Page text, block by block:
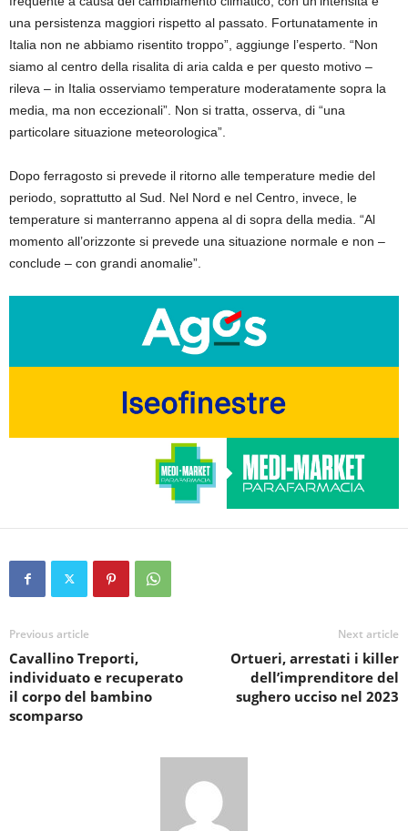
una persistenza maggiori rispetto al passato. Fortunatamente in
Italia non ne abbiamo risentito troppo”, aggiunge l’esperto. “Non
siamo al centro della risalita di aria calda e per questo motivo –
rileva – in Italia osserviamo temperature moderatamente sopra la
media, ma non eccezionali”. Non si tratta, osserva, di “una
particolare situazione meteorologica”.
Dopo ferragosto si prevede il ritorno alle temperature medie del
periodo, soprattutto al Sud. Nel Nord e nel Centro, invece, le
temperature si manterranno appena al di sopra della media. “Al
momento all’orizzonte si prevede una situazione normale e non –
conclude – con grandi anomalie”.
Previous article
Cavallino Treporti,
individuato e recuperato
il corpo del bambino
scomparso
Next article
Ortueri, arrestati i killer
dell’imprenditore del
sughero ucciso nel 2023